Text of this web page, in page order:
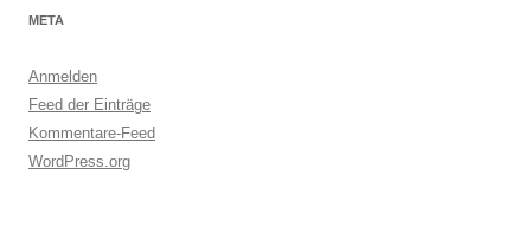
META
Anmelden
Feed der Einträge
Kommentare-Feed
WordPress.org